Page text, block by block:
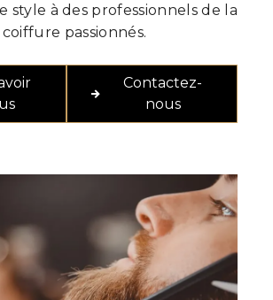
style à des professionnels de la
coiffure passionnés.
Contactez-
nous